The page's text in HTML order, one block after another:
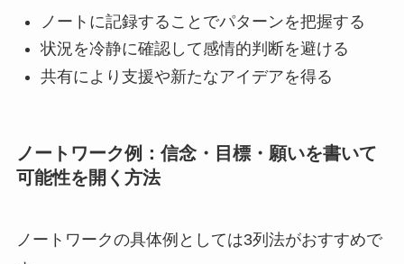
ノートに記録することでパターンを把握する
状況を冷静に確認して感情的判断を避ける
共有により支援や新たなアイデアを得る
ノートワーク例：信念・目標・願いを書いて
可能性を開く方法
ノートワークの具体例としては3列法がおすすめで